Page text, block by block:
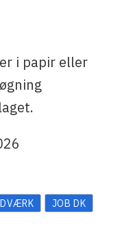
i papir eller
JOB DK